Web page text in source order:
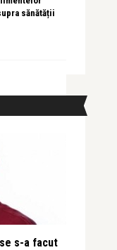
sănătății
s-a facut